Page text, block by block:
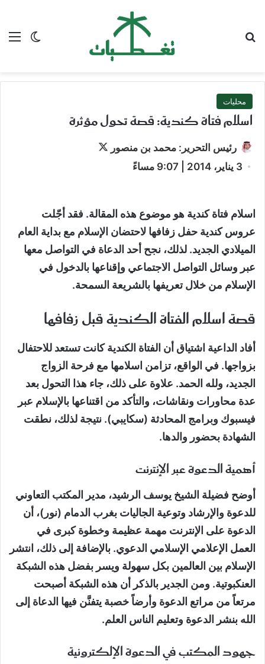
الوضع
محليات
اسلام فتاة كندية: قصة تحول مؤثرة
رئيس التحرير: محمد بن منصور
3 يناير، 2014 | 9:07 مساءً
اسلام فتاة كندية هو موضوع هذه المقالة. فقد أجّلت
عروس كندية حفل زفافها لاحتضان الإسلام مع بداية العام
الميلادي الجديد. لذلك، نجح أحد الدعاة في التواصل معها
عبر وسائل التواصل الاجتماعي وإقناعها بالدخول في
الإسلام من خلال تعريفها بالشريعة السمحة.
قصة اسلام الفتاة الكندية قبل زفافها
أفاد الداعية اشتياق أن الفتاة الكندية كانت تستعد للاحتفال
بزواجها. في الواقع، تزامن اسلامها مع فرحة الزواج
الجديد، ولله الحمد. علاوة على ذلك، جاء هذا التحول بعد
عدة محاورات ونقاشات، والتأكد من اقتناعها بالإسلام عبر
فيسبوك وبرامج المحادثة (سكايبي). نتيجة لذلك، نطقت
الشهادة بحضور والدها.
أهمية الدعوة عبر الإنترنت
أوضح فضيلة الشيخ يوسف الرشيد، مدير المكتب التعاوني
للدعوة والإرشاد وتوعية الجاليات بغرب الدمام (نور)، أن
الدعوة على الإنترنت مهمة عظيمة وخطوة كبرى في
العمل الإعلامي الإسلامي الدعوي. بالإضافة إلى ذلك، انتشر
الإسلام بين العالمين بكل سهولة ويسر بفضل هذه الشبكة
العنكبوتية. ومن الجدير بالذكر أن هذه الشبكة أصبحت
مرتعاً من مراتع الدعوة وأرضاً خصبة يتفنَّن فيها الدعاة إلى
الله بنشر الدعوة وتعليم الناس العلم.
جهود المكتب في الدعوة الإلكترونية